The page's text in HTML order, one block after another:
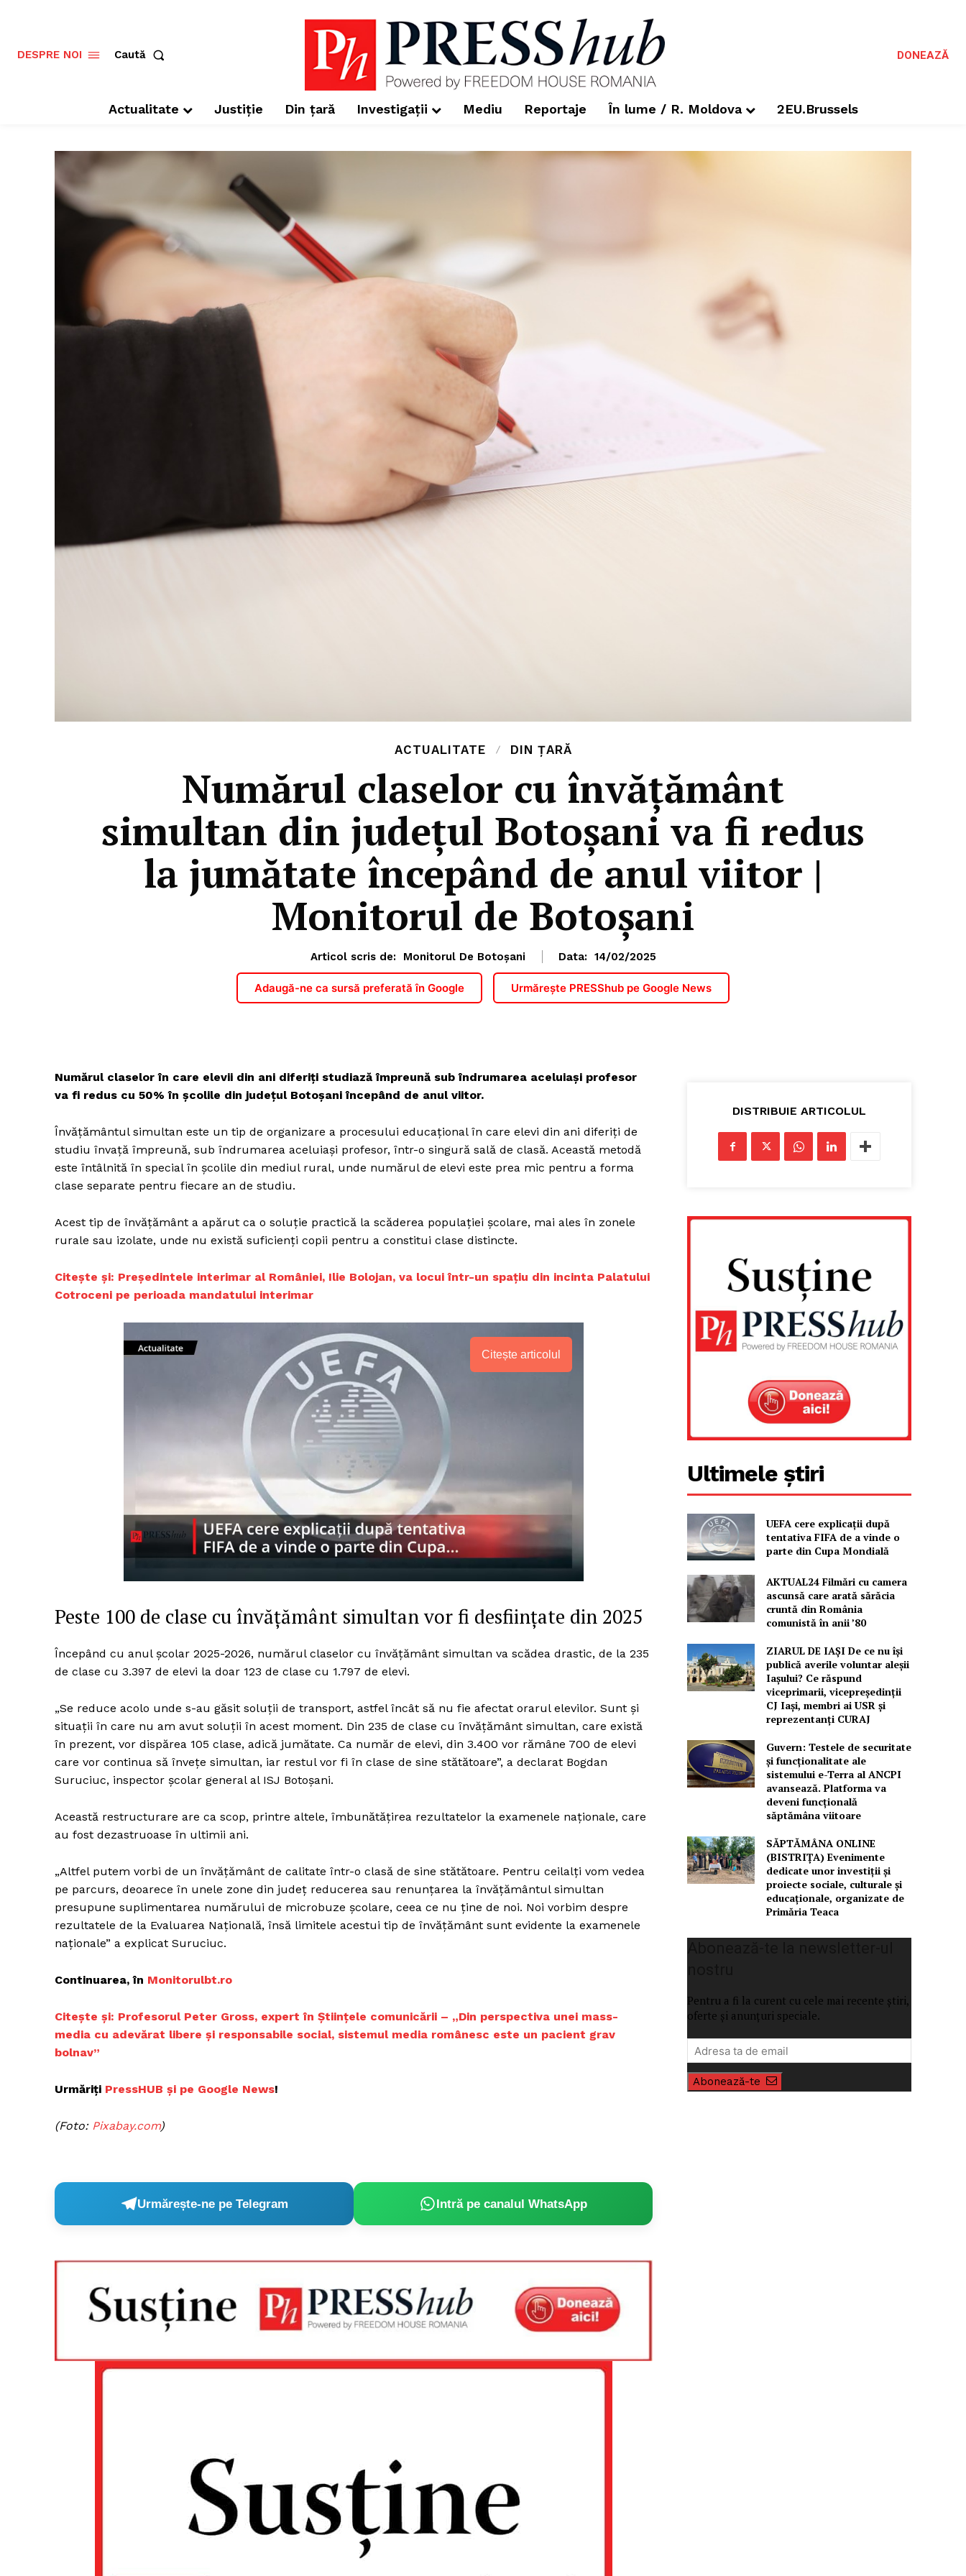
Un proiect
ROMÂNIA
PRESShub
Proiecte editoriale
Contact
DESPRE NOI Caută DONEAZĂ
Actualitate Justiție Din țară Investigații Mediu Reportaje În lume / R. Moldova 2EU.Brussels
ACTUALITATE DIN ȚARĂ
Numărul claselor cu învățământ
simultan din județul Botoșani va fi redus
la jumătate începând de anul viitor |
Monitorul de Botoșani
Articol scris de: Monitorul De Botoșani Data: 14/02/2025
Adaugă-ne ca sursă preferată în Google Urmărește PRESShub pe Google News
Numărul claselor în care elevii din ani diferiți studiază împreună sub îndrumarea aceluiași profesor
va fi redus cu 50% în școlile din județul Botoșani începând de anul viitor.
Învățământul simultan este un tip de organizare a procesului educațional în care elevi din ani diferiți de
studiu învață împreună, sub îndrumarea aceluiași profesor, într-o singură sală de clasă. Această metodă
este întâlnită în special în școlile din mediul rural, unde numărul de elevi este prea mic pentru a forma
clase separate pentru fiecare an de studiu.
Acest tip de învățământ a apărut ca o soluție practică la scăderea populației școlare, mai ales în zonele
rurale sau izolate, unde nu există suficienți copii pentru a constitui clase distincte.
Citește și: Președintele interimar al României, Ilie Bolojan, va locui într-un spațiu din incinta Palatului
Cotroceni pe perioada mandatului interimar
Citește articolul
Peste 100 de clase cu învățământ simultan vor fi desființate din 2025
Începând cu anul școlar 2025-2026, numărul claselor cu învățământ simultan va scădea drastic, de la 235
de clase cu 3.397 de elevi la doar 123 de clase cu 1.797 de elevi.
„Se reduce acolo unde s-au găsit soluții de transport, astfel încât să nu fie afectat orarul elevilor. Sunt și
situații în care nu am avut soluții în acest moment. Din 235 de clase cu învățământ simultan, care există
în prezent, vor dispărea 105 clase, adică jumătate. Ca număr de elevi, din 3.400 vor rămâne 700 de elevi
care vor continua să învețe simultan, iar restul vor fi în clase de sine stătătoare”, a declarat Bogdan
Suruciuc, inspector școlar general al ISJ Botoșani.
Această restructurare are ca scop, printre altele, îmbunătățirea rezultatelor la examenele naționale, care
au fost dezastruoase în ultimii ani.
„Altfel putem vorbi de un învățământ de calitate într-o clasă de sine stătătoare. Pentru ceilalți vom vedea
pe parcurs, deoarece în unele zone din județ reducerea sau renunțarea la învățământul simultan
presupune suplimentarea numărului de microbuze școlare, ceea ce nu ține de noi. Noi vorbim despre
rezultatele de la Evaluarea Națională, însă limitele acestui tip de învățământ sunt evidente la examenele
naționale” a explicat Suruciuc.
Continuarea, în Monitorulbt.ro
Citește și: Profesorul Peter Gross, expert în Ştiinţele comunicării – „Din perspectiva unei mass-
media cu adevărat libere și responsabile social, sistemul media românesc este un pacient grav
bolnav”
Urmăriți PressHUB și pe Google News!
(Foto: Pixabay.com)
Urmărește-ne pe Telegram Intră pe canalul WhatsApp
DISTRIBUIE ARTICOLUL
Ultimele știri
UEFA cere explicații după
tentativa FIFA de a vinde o
parte din Cupa Mondială
AKTUAL24 Filmări cu camera
ascunsă care arată sărăcia
cruntă din România
comunistă în anii ’80
ZIARUL DE IAȘI De ce nu își
publică averile voluntar aleșii
Iașului? Ce răspund
viceprimarii, vicepreședinții
CJ Iași, membri ai USR și
reprezentanți CURAJ
Guvern: Testele de securitate
și funcționalitate ale
sistemului e-Terra al ANCPI
avansează. Platforma va
deveni funcțională
săptămâna viitoare
SĂPTĂMÂNA ONLINE
(BISTRIȚA) Evenimente
dedicate unor investiții și
proiecte sociale, culturale și
educaționale, organizate de
Primăria Teaca
Pentru a fi la curent cu cele mai recente știri,
oferte și anunțuri speciale.
Abonează-te